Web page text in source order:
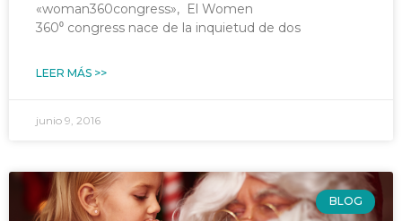
«woman360congress», El Women
360⁰ congress nace de la inquietud de dos
LEER MÁS >>
junio 9, 2016
BLOG